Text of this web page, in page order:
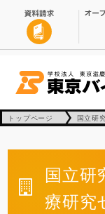
トップページ 国立研
国立
療研究